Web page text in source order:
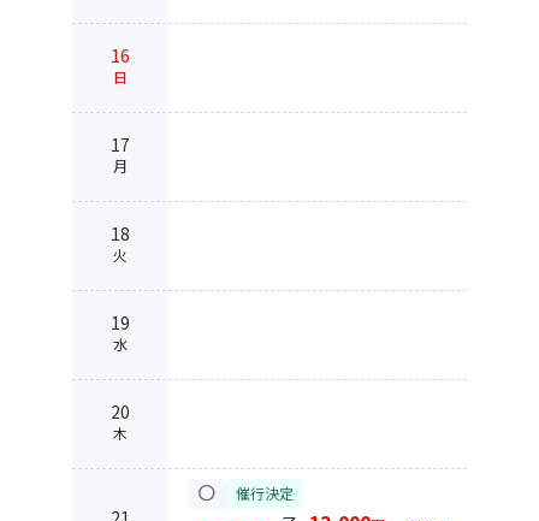
16
日
17
月
18
火
19
水
20
木
circle 催行決定